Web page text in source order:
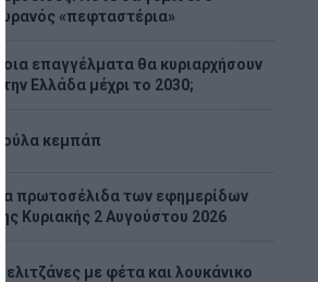
ουρανός «πεφταστέρια»
Ποια επαγγέλματα θα κυριαρχήσουν
στην Ελλάδα μέχρι το 2030;
Λούλα κεμπάπ
Tα πρωτοσέλιδα των εφημερίδων
της Κυριακής 2 Αυγούστου 2026
Μελιτζάνες με φέτα και λουκάνικο